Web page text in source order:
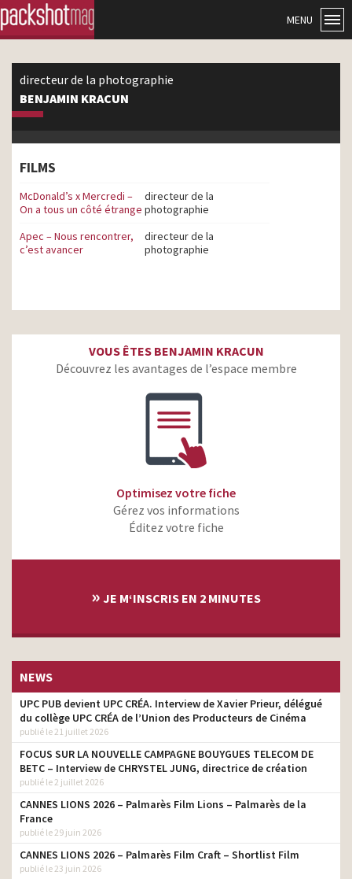
MENU
directeur de la photographie
BENJAMIN KRACUN
FILMS
McDonald’s x Mercredi –
On a tous un côté étrange
directeur de la
photographie
Apec – Nous rencontrer,
c’est avancer
directeur de la
photographie
VOUS ÊTES BENJAMIN KRACUN
Découvrez les avantages de l’espace membre
Optimisez votre fiche
Gérez vos informations
Éditez votre fiche
» JE M‘INSCRIS EN 2 MINUTES
NEWS
UPC PUB devient UPC CRÉA. Interview de Xavier Prieur, délégué
du collège UPC CRÉA de l’Union des Producteurs de Cinéma
publié le 21 juillet 2026
FOCUS SUR LA NOUVELLE CAMPAGNE BOUYGUES TELECOM DE
BETC – Interview de CHRYSTEL JUNG, directrice de création
publié le 2 juillet 2026
CANNES LIONS 2026 – Palmarès Film Lions – Palmarès de la
France
publié le 29 juin 2026
CANNES LIONS 2026 – Palmarès Film Craft – Shortlist Film
publié le 23 juin 2026